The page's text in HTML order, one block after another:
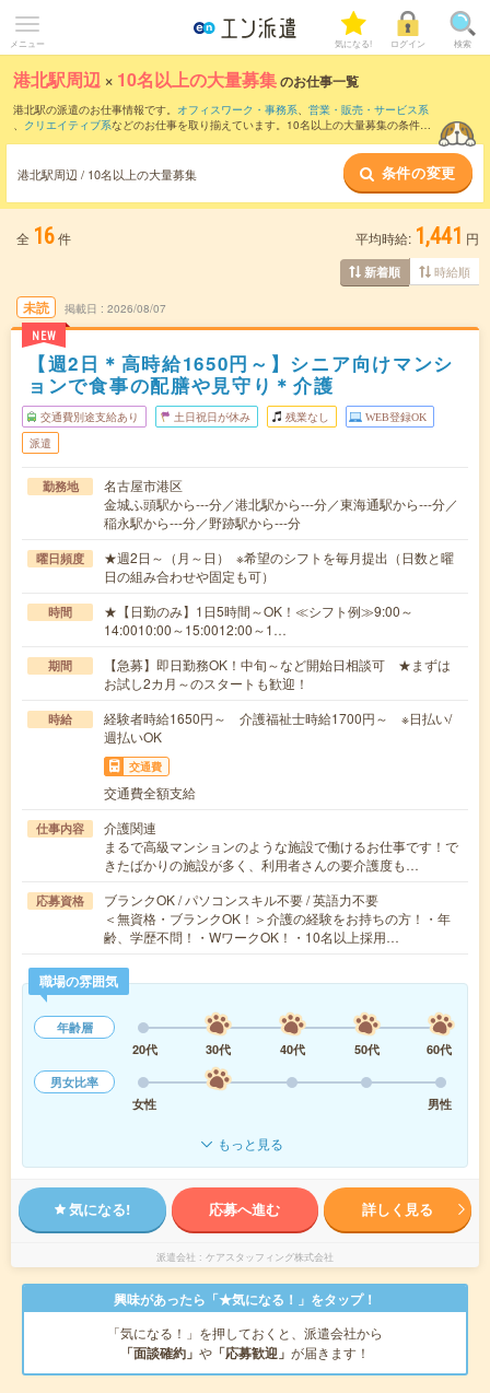
メニュー 気になる! ログイン 検索
港北駅周辺 × 10名以上の大量募集のお仕事一覧
港北駅の派遣のお仕事情報です。 オフィスワーク・事務系、 営業・販売・サービス系
、 クリエイティブ系などのお仕事を取り揃えています。10名以上の大量募集の条件の
港北駅周辺 / 10名以上の大量募集 条件の変更
全 16件 平均時給: 1,441 円
新着順 時給順
未読
NEW
掲載日 2026/08/07
【週2日＊高時給1650円～】シニア向けマンシ
ョンで食事の配膳や見守り＊介護
交通費別途支給あり 土日祝日が休み 残業なし WEB登録OK
派遣
勤務地
名古屋市港区
金城ふ頭駅から---分／港北駅から---分／東海通駅から---分／
稲永駅から---分／野跡駅から---分
曜日頻度
★週2日～（月～日） ※希望のシフトを毎月提出（日数と曜
日の組み合わせや固定も可）
時間
★【日勤のみ】1日5時間～OK！≪シフト例≫9:00～
14:0010:00～15:0012:00～1…
期間
【急募】即日勤務OK！中旬～など開始日相談可 ★まずは
お試し2カ月～のスタートも歓迎！
時給
経験者時給1650円～ 介護福祉士時給1700円～ ※日払い/
週払いOK
交通費
交通費全額支給
仕事内容
介護関連
まるで高級マンションのような施設で働けるお仕事です！で
きたばかりの施設が多く、利用者さんの要介護度も…
応募資格
ブランクOK / パソコンスキル不要 / 英語力不要
＜無資格・ブランクOK！＞介護の経験をお持ちの方！・年
齢、学歴不問！・WワークOK！・10名以上採用…
職場の雰囲気
年齢層
20代
30代 40代 50代
60代
男女比率
女性
男性
もっと見る
気になる! 応募へ進む 詳しく見る
派遣会社 ケアスタッフィング株式会社
興味があったら「★気になる！」をタップ！
「気になる！」を押しておくと、派遣会社から
「面談確約」 や 「応募歓迎」 が届きます！